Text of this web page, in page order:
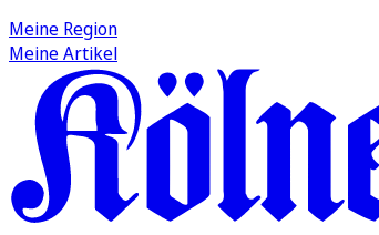
Meine Region
Meine Artikel